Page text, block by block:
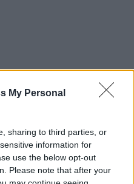
My Personal
sharing to third parties, or
information for
use the below opt-out
Please note that after your